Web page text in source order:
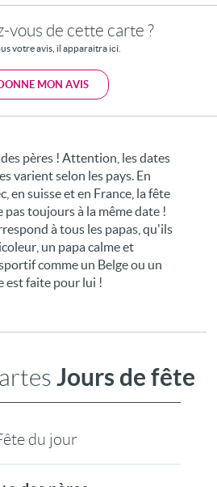
vous de cette carte ?
votre avis, il apparaitra ici.
MON AVIS
pères ! Attention, les dates
varient selon les pays. En
en suisse et en France, la fête
pas toujours à la même date !
à tous les papas, qu'ils
un papa calme et
comme un Belge ou un
est faite pour lui !
Jours de fête
du jour